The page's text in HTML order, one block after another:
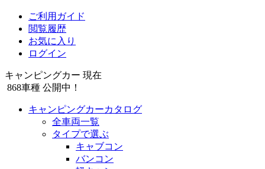
ご利用ガイド
閲覧履歴
お気に入り
ログイン
キャンピングカー 現在
868車種 公開中！
キャンピングカーカタログ
全車両一覧
タイプで選ぶ
キャブコン
バンコン